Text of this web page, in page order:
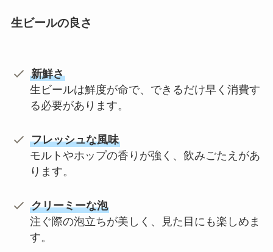
生ビールの良さ
新鮮さ
生ビールは鮮度が命で、できるだけ早く消費す
る必要があります。
フレッシュな風味
モルトやホップの香りが強く、飲みごたえがあ
ります。
クリーミーな泡
注ぐ際の泡立ちが美しく、見た目にも楽しめま
す。